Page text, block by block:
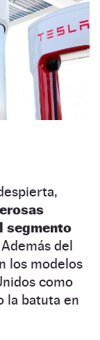
segmento
del
los modelos
como
la batuta en